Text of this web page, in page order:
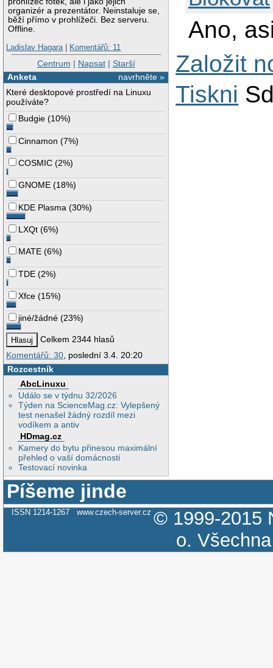
organizér a prezentátor. Neinstaluje se,
běží přímo v prohlížeči. Bez serveru.
Offline.
Ladislav Hagara| Komentářů: 11
Centrum | Napsat| Starší
navrhněte »
Anketa
Které desktopové prostředí na Linuxu
používáte?
Budgie (10%)
Cinnamon (7%)
COSMIC (2%)
GNOME (18%)
KDE Plasma (30%)
LXQt (6%)
MATE (6%)
TDE (2%)
Xfce (15%)
jiné/žádné (23%)
Celkem 2344 hlasů
Komentářů: 30 , poslední 3.4. 20:20
Rozcestník
AbcLinuxu
Událo se v týdnu 32/2026
Týden na ScienceMag.cz: Vylepšený
test nenašel žádný rozdíl mezi
vodíkem a antiv
HDmag.cz
Kamery do bytu přinesou maximální
přehled o vaší domácnosti
Testovací novinka
Ano,
Založit
Tiskni
Píšeme jinde
ISSN 1214-1267 www.czech-server.cz © 1999-2015
o.